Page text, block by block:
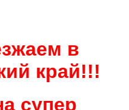
в
край!!!
супер